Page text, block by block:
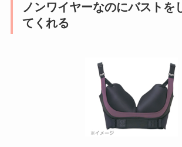
ノンワイヤーなのにバストを
てくれる